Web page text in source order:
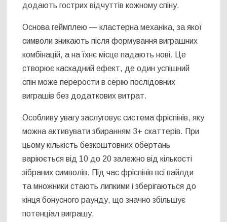
додають гострих відчуттів кожному спіну.
Основа геймплею — кластерна механіка, за якої
символи зникають після формування виграшних
комбінацій, а на їхнє місце падають нові. Це
створює каскадний ефект, де один успішний
спін може перерости в серію послідовних
виграшів без додаткових витрат.
Особливу увагу заслуговує система фріспінів, яку
можна активувати збиранням 3+ скаттерів. При
цьому кількість безкоштовних обертань
варіюється від 10 до 20 залежно від кількості
зібраних символів. Під час фріспінів всі вайлди
та множники стають липкими і зберігаються до
кінця бонусного раунду, що значно збільшує
потенціал виграшу.